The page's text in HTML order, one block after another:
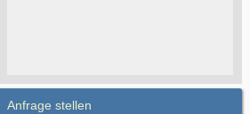
Anfrage stellen